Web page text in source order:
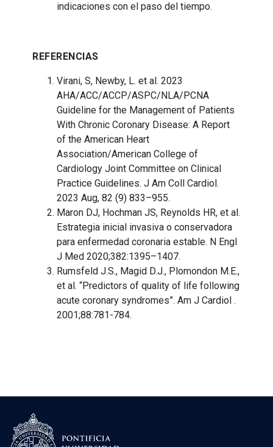
indicaciones con el paso del tiempo.
REFERENCIAS
Virani, S, Newby, L. et al. 2023
AHA/ACC/ACCP/ASPC/NLA/PCNA
Guideline for the Management of Patients
With Chronic Coronary Disease: A Report
of the American Heart
Association/American College of
Cardiology Joint Committee on Clinical
Practice Guidelines. J Am Coll Cardiol.
2023 Aug, 82 (9) 833–955.​
Maron DJ, Hochman JS, Reynolds HR, et al.
Estrategia inicial invasiva o conservadora
para enfermedad coronaria estable. N Engl
J Med 2020;382:1395–1407.​
Rumsfeld J.S., Magid D.J., Plomondon M.E.,
et al. “Predictors of quality of life following
acute coronary syndromes”. Am J Cardiol .
2001;88:781-784.